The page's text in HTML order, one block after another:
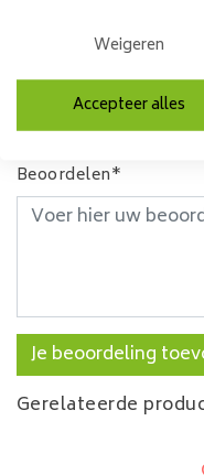
Naam*
Beoordelen*
Je beoordeling
Gerelateerde
Weigeren
Accepteer alles